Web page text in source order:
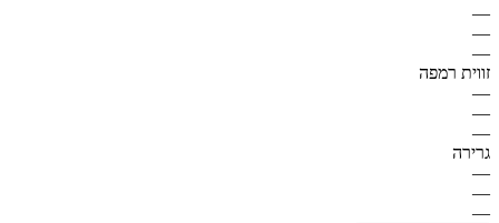
—
—
—
זווית רמפה
—
—
—
גרירה
—
—
—